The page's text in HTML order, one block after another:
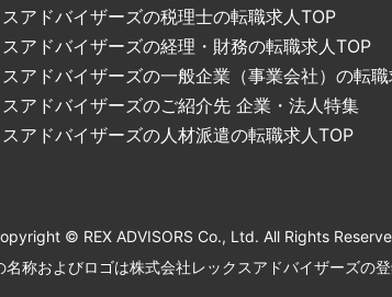
アドバイザーズの税理士の転職求人TOP
アドバイザーズの経理・財務の転職求人TOP
アドバイザーズの一般企業（事業会社）の転
アドバイザーズのご紹介先 企業・法人特集
アドバイザーズの人材派遣の転職求人TOP
© REX ADVISORS Co., Ltd. All Rights
称およびロゴは株式会社レックスアドバイザーズの登